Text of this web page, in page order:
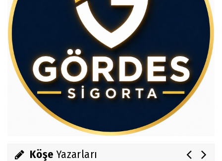
Köşe Yazarları
Av.Cenap GÜVEN
Gördesli Şair Alim Atay
Salih OKKALI